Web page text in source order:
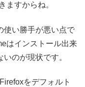
ますからね。
使い勝手が悪い点で
はインストール出来
のが現状です。
をデフォルト